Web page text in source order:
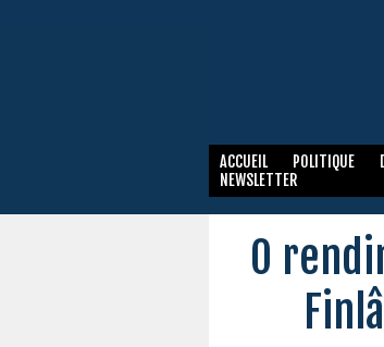
ACCUEIL POLITIQUE
NEWSLETTER
O